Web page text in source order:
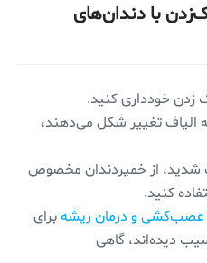
با دندان‌های
زدن خودداری کنید.
که الیاف تغییر شکل می‌دهند،
از خمیردندان مخصوص
کنید.
عصب‌کشی و درمان ریشهبرای
دیده‌اند، گاهی